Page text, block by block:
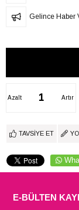
Gelince Haber
Artır
Azalt
TAVSIYE ET
E-BÜLTEN